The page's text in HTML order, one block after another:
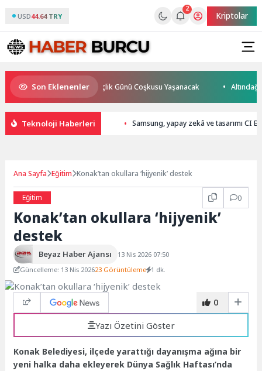
USD44.64 TRY
2
Kriptolar
Son Eklenenler
Ağustos Uluslararası Gençlik Günü Coşkusu Yaşanacak Altındağ
Teknoloji Haberleri Samsung, yapay zekâ ve tasarımı CI
Ana Sayfa Eğitim Konak’tan okullara ‘hijyenik’ destek
Eğitim 0
Konak’tan okullara ‘hijyenik’
destek
Beyaz Haber Ajansı
13 Nis 2026 07:50
Güncelleme: 13 Nis 202623 Görüntüleme 1 dk.
0
Yazı Özetini Göster
Konak Belediyesi, ilçede yarattığı dayanışma ağına bir
yeni halka daha ekleyerek Dünya Sağlık Haftası’nda